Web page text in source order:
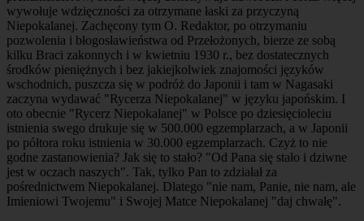
wywołuje wdzięczności za otrzymane łaski za przyczyną
Niepokalanej. Zachęcony tym O. Redaktor, po otrzymaniu
pozwolenia i błogosławieństwa od Przełożonych, bierze ze sobą
kilku Braci zakonnych i w kwietniu 1930 r., bez dostatecznych
środków pieniężnych i bez jakiejkolwiek znajomości języków
wschodnich, puszcza się w podróż do Japonii i tam w Nagasaki
zaczyna wydawać "Rycerza Niepokalanej" w języku japońskim. I
oto obecnie "Rycerz Niepokalanej" w Polsce po dziesięcioleciu
istnienia swego drukuje się w 500.000 egzemplarzach, a w Japonii
po półtora roku istnienia w 30.000 egzemplarzach. Czyż to nie
godne zastanowienia? Jak się to stało? "Od Pana się stało i dziwne
jest w oczach naszych". Tak, tylko Pan to zdziałał za
pośrednictwem Niepokalanej. Dlatego "nie nam, Panie, nie nam, ale
Imieniowi Twojemu" i Swojej Matce Niepokalanej "daj chwałę".